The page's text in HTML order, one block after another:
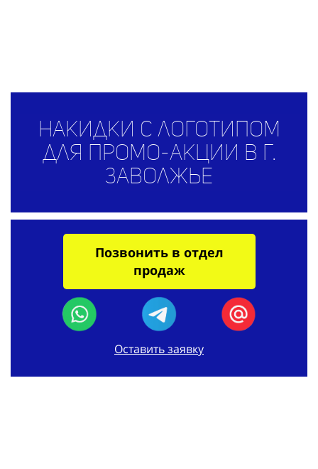
Накидки с логотипом
для промо-акции в г.
Заволжье
Позвонить в отдел
продаж
Оставить заявку